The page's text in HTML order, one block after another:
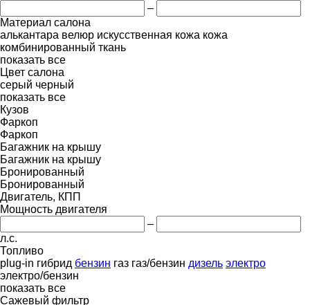
–
Материал салона
алькантара велюр искусственная кожа кожа
комбинированный ткань
показать все
Цвет салона
серый черный
показать все
Кузов
Фаркоп
Фаркоп
Багажник на крышу
Багажник на крышу
Бронированный
Бронированный
Двигатель, КПП
Мощность двигателя
–
л.с.
Топливо
plug-in гибрид бензин газ газ/бензин дизель электро
электро/бензин
показать все
Сажевый фильтр